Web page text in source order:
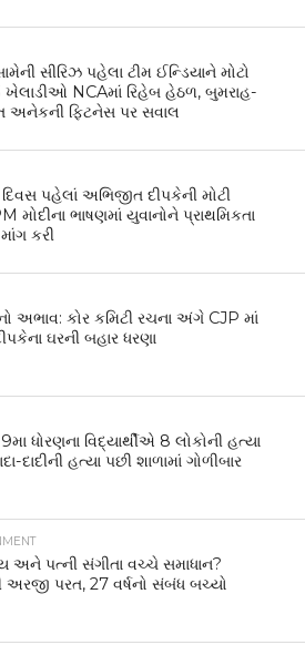
સીરિઝ પહેલા ટીમ ઈન્ડિયાને મોટો
ખેલાડીઓ NCAમાં રિહેબ હેઠળ, બુમરાહ-
અનેકની ફિટનેસ પર સવાલ
પહેલાં અભિજીત દીપકેની મોટી
મોદીના ભાષણમાં યુવાનોને પ્રાથમિકતા
કરી
અભાવ: કોર કમિટી રચના અંગે CJP માં
ઘરની બહાર ધરણા
ધોરણના વિદ્યાર્થીએ 8 લોકોની હત્યા
દાદીની હત્યા પછી શાળામાં ગોળીબાર
અને પત્ની સંગીતા વચ્ચે સમાધાન?
અરજી પરત, 27 વર્ષનો સંબંધ બચ્યો